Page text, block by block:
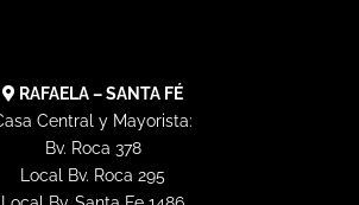
RAFAELA – SANTA FÉ
Central y Mayorista:
Bv. Roca 378
Local Bv. Roca 295